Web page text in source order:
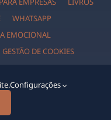
WHATSAPP
EMOCIONAL
GESTÃO DE COOKIES
Configurações